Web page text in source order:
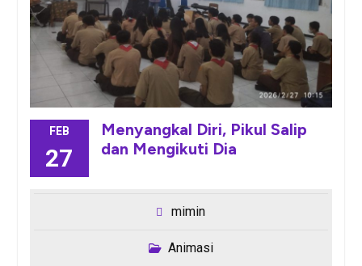
FEB
27
Menyangkal Diri, Pikul Salip
dan Mengikuti Dia
mimin
Animasi